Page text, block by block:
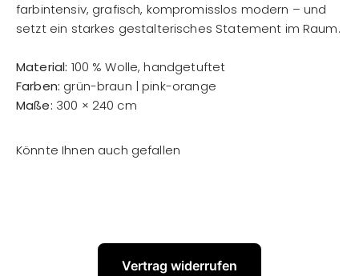
farbintensiv, grafisch, kompromisslos modern – und
setzt ein starkes gestalterisches Statement im Raum.
Material: 100 % Wolle, handgetuftet
Farben: grün-braun | pink-orange
Maße: 300 × 240 cm
Vertrag widerrufen